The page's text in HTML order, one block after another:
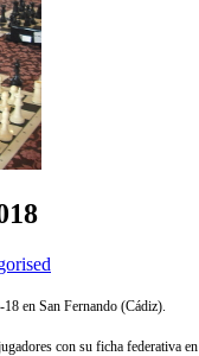
en San Fernando (Cádiz).
con su ficha federativa